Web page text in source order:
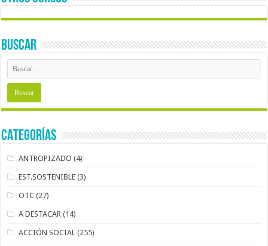
BUSCAR
CATEGORÍAS
ANTROPIZADO (4)
EST.SOSTENIBLE (3)
OTC (27)
A DESTACAR (14)
ACCIÓN SOCIAL (255)